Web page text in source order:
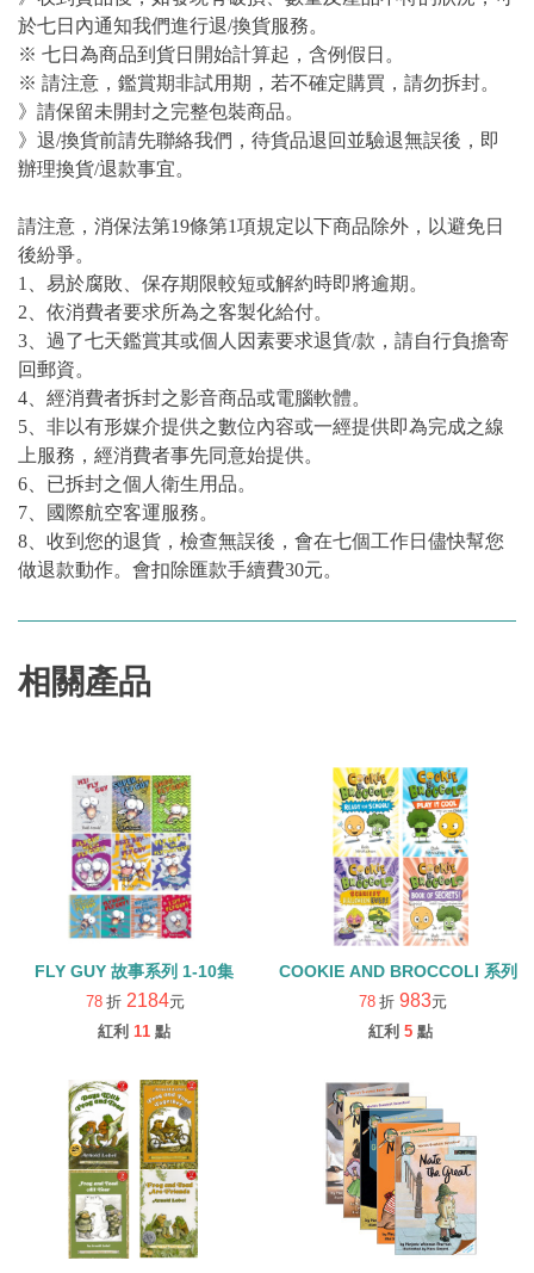
於七日內通知我們進行退/換貨服務。
※ 七日為商品到貨日開始計算起，含例假日。
※ 請注意，鑑賞期非試用期，若不確定購買，請勿拆封。
》請保留未開封之完整包裝商品。
》退/換貨前請先聯絡我們，待貨品退回並驗退無誤後，即
辦理換貨/退款事宜。
請注意，消保法第19條第1項規定以下商品除外，以避免日
後紛爭。
1、易於腐敗、保存期限較短或解約時即將逾期。
2、依消費者要求所為之客製化給付。
3、過了七天鑑賞其或個人因素要求退貨/款，請自行負擔寄
回郵資。
4、經消費者拆封之影音商品或電腦軟體。
5、非以有形媒介提供之數位內容或一經提供即為完成之線
上服務，經消費者事先同意始提供。
6、已拆封之個人衛生用品。
7、國際航空客運服務。
8、收到您的退貨，檢查無誤後，會在七個工作日儘快幫您
做退款動作。會扣除匯款手續費30元。
相關產品
FLY GUY 故事系列 1-10集
78 折 2184元
紅利 11 點
COOKIE AND BROCCOLI 系列
78 折 983元
紅利 5 點